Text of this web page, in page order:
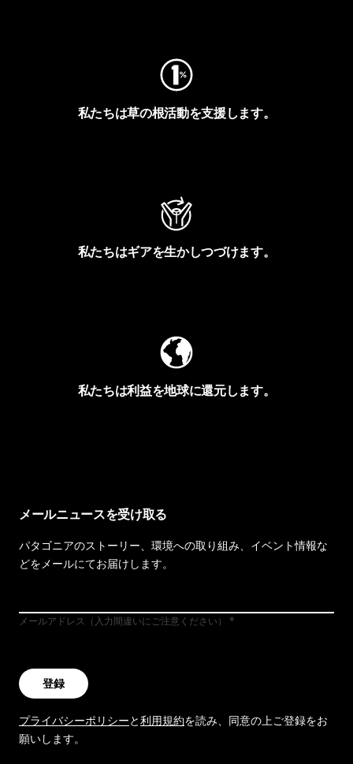
私たちは草の根活動を支援します。
私たちはギアを生かしつづけます。
私たちは利益を地球に還元します。
メールニュースを受け取る
パタゴニアのストーリー、環境への取り組み、イベント情報な
どをメールにてお届けします。
メールアドレス（入力間違いにご注意ください）
登録
プライバシーポリシーと利用規約を読み、同意の上ご登録をお
願いします。